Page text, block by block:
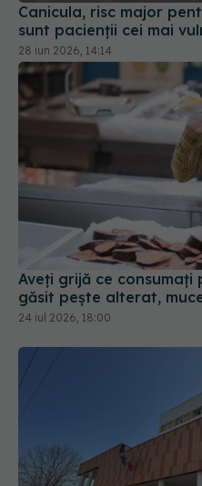
Canicula, risc major
sunt pacienții cei mai
28 iun 2026, 14:14
Aveți grijă ce consumați
găsit pește alterat,
24 iul 2026, 18:00